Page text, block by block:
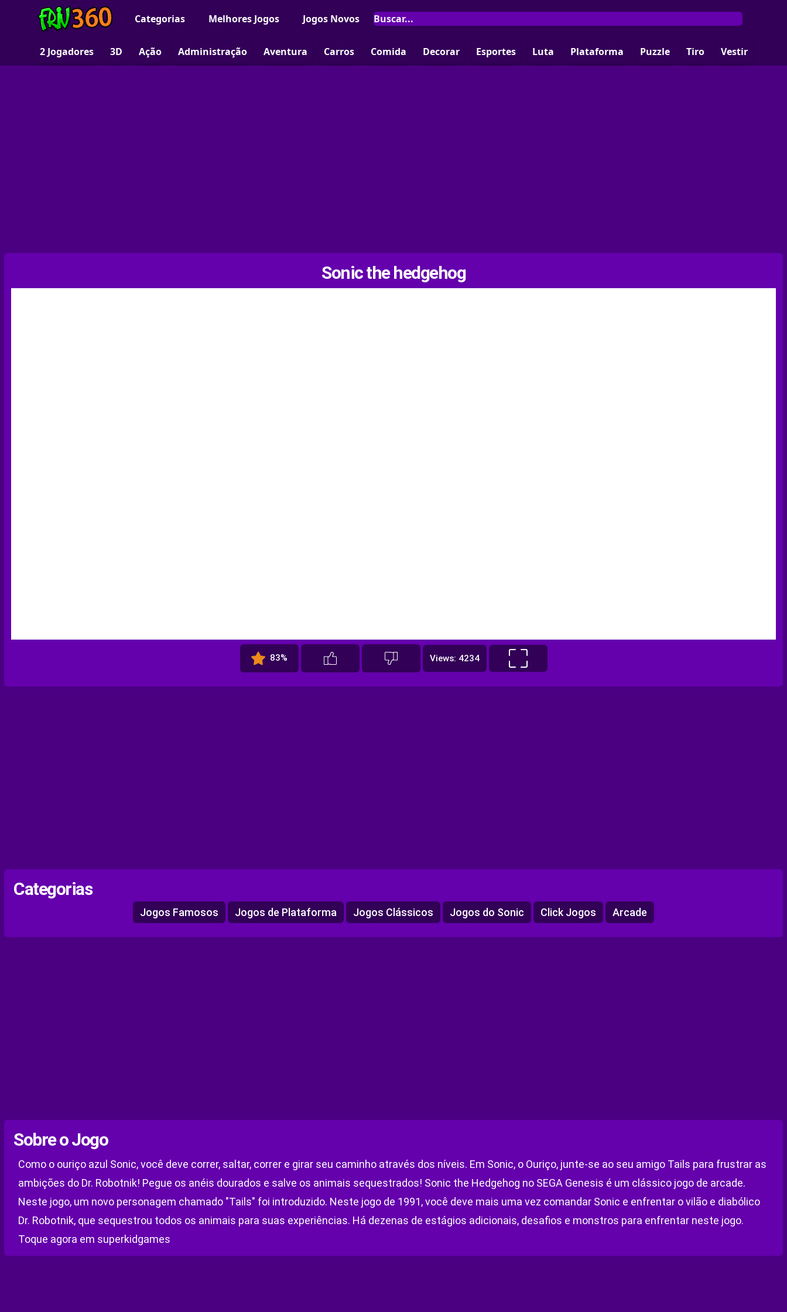
Categorias Melhores Jogos Jogos Novos
2 Jogadores 3D Ação Administração Aventura Carros Comida Decorar Esportes Luta Plataforma Puzzle Tiro Vestir
Sonic the hedgehog
83% Views: 4234
Categorias
Jogos Famosos Jogos de Plataforma Jogos Clássicos Jogos do Sonic Click Jogos Arcade
Sobre o Jogo
Como o ouriço azul Sonic, você deve correr, saltar, correr e girar seu caminho através dos níveis. Em Sonic, o Ouriço, junte-se ao seu amigo Tails para frustrar as
ambições do Dr. Robotnik! Pegue os anéis dourados e salve os animais sequestrados! Sonic the Hedgehog no SEGA Genesis é um clássico jogo de arcade.
Neste jogo, um novo personagem chamado "Tails" foi introduzido. Neste jogo de 1991, você deve mais uma vez comandar Sonic e enfrentar o vilão e diabólico
Dr. Robotnik, que sequestrou todos os animais para suas experiências. Há dezenas de estágios adicionais, desafios e monstros para enfrentar neste jogo.
Toque agora em superkidgames